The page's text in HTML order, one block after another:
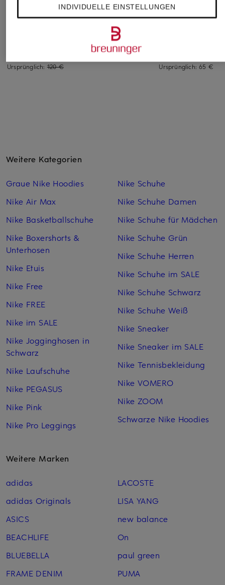
Ursprünglich: 120 €
Funktionswäsche-
Hose WARM
adidas
Ursprünglich:65 €
Weitere Kategorien
Graue Nike Hoodies
Nike Air Max
Nike Basketballschuhe
Nike Boxershorts &
Unterhosen
Nike Etuis
Nike Free
Nike FREE
Nike im SALE
Nike Jogginghosen in
Schwarz
Nike Laufschuhe
Nike PEGASUS
Nike Pink
Nike Pro Leggings
Nike Schuhe
Nike Schuhe Damen
Nike Schuhe für Mädchen
Nike Schuhe Grün
Nike Schuhe Herren
Nike Schuhe im SALE
Nike Schuhe Schwarz
Nike Schuhe Weiß
Nike Sneaker
Nike Sneaker im SALE
Nike Tennisbekleidung
Nike VOMERO
Nike ZOOM
Schwarze Nike Hoodies
Weitere Marken
adidas
adidas Originals
ASICS
BEACHLIFE
BLUEBELLA
FRAME DENIM
LACOSTE
LISA YANG
new balance
On
paul green
PUMA
INDIVIDUELLE EINSTELLUNGEN